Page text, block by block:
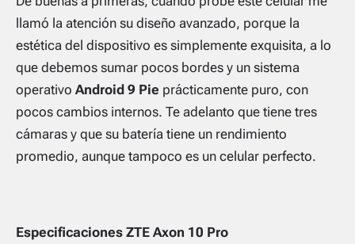
llamó la atención su diseño avanzado, porque la
estética del dispositivo es simplemente exquisita, a lo
que debemos sumar pocos bordes y un sistema
operativo Android 9 Pie prácticamente puro, con
pocos cambios internos. Te adelanto que tiene tres
cámaras y que su batería tiene un rendimiento
promedio, aunque tampoco es un celular perfecto.
Especificaciones ZTE Axon 10 Pro